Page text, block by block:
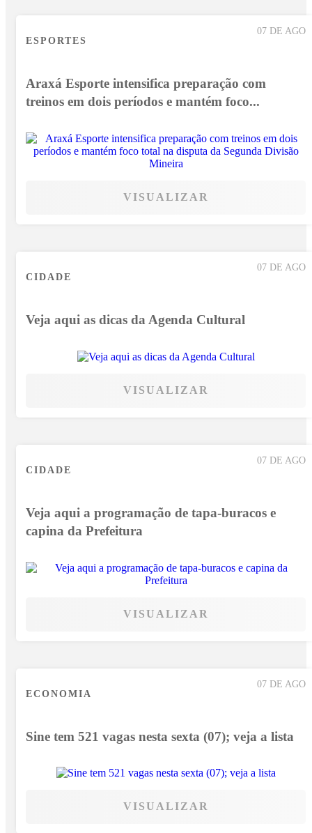
07 DE AGO
ESPORTES
Araxá Esporte intensifica preparação com
treinos em dois períodos e mantém foco...
VISUALIZAR
07 DE AGO
CIDADE
Veja aqui as dicas da Agenda Cultural
VISUALIZAR
07 DE AGO
CIDADE
Veja aqui a programação de tapa-buracos e
capina da Prefeitura
VISUALIZAR
07 DE AGO
ECONOMIA
Sine tem 521 vagas nesta sexta (07); veja a lista
VISUALIZAR